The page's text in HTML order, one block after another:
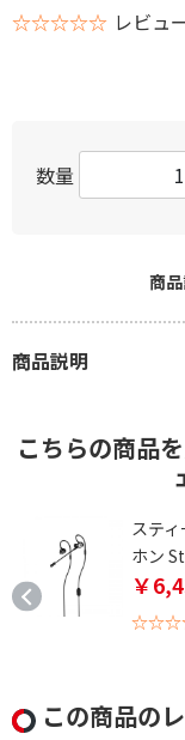
☆☆☆☆☆ レビュ
数量
商
商品説明
こちらの商品
ステ
ホン
￥
この商品の